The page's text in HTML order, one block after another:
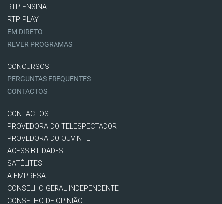
RTP ENSINA
RTP PLAY
EM DIRETO
REVER PROGRAMAS
CONCURSOS
PERGUNTAS FREQUENTES
CONTACTOS
CONTACTOS
PROVEDORA DO TELESPECTADOR
PROVEDORA DO OUVINTE
ACESSIBILIDADES
SATÉLITES
A EMPRESA
CONSELHO GERAL INDEPENDENTE
CONSELHO DE OPINIÃO